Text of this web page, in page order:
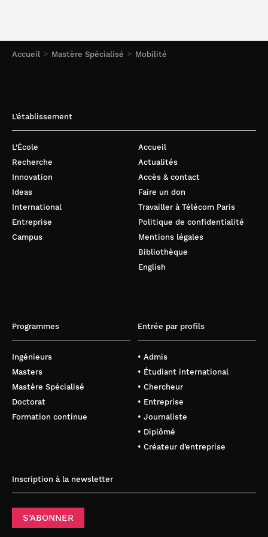
Accueil Mastère Spécialisé Mobilité
L’établissement
L’École
Recherche
Innovation
Ideas
International
Entreprise
Campus
Accueil
Actualités
Accès & contact
Faire un don
Travailler à Télécom Paris
Politique de confidentialité
Mentions légales
Bibliothèque
English
Programmes
Ingénieurs
Masters
Mastère Spécialisé
Doctorat
Formation continue
Entrée par profils
• Admis
• Étudiant international
• Chercheur
• Entreprise
• Journaliste
• Diplômé
• Créateur d’entreprise
Inscription à la newsletter
S’ABONNER